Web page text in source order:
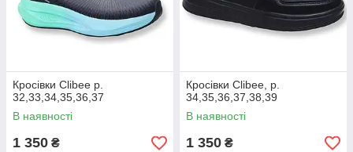
Кросівки Clibee р.
32,33,34,35,36,37
В наявності
1 350 ₴
Кросівки Clibee, р.
34,35,36,37,38,39
В наявності
1 350 ₴